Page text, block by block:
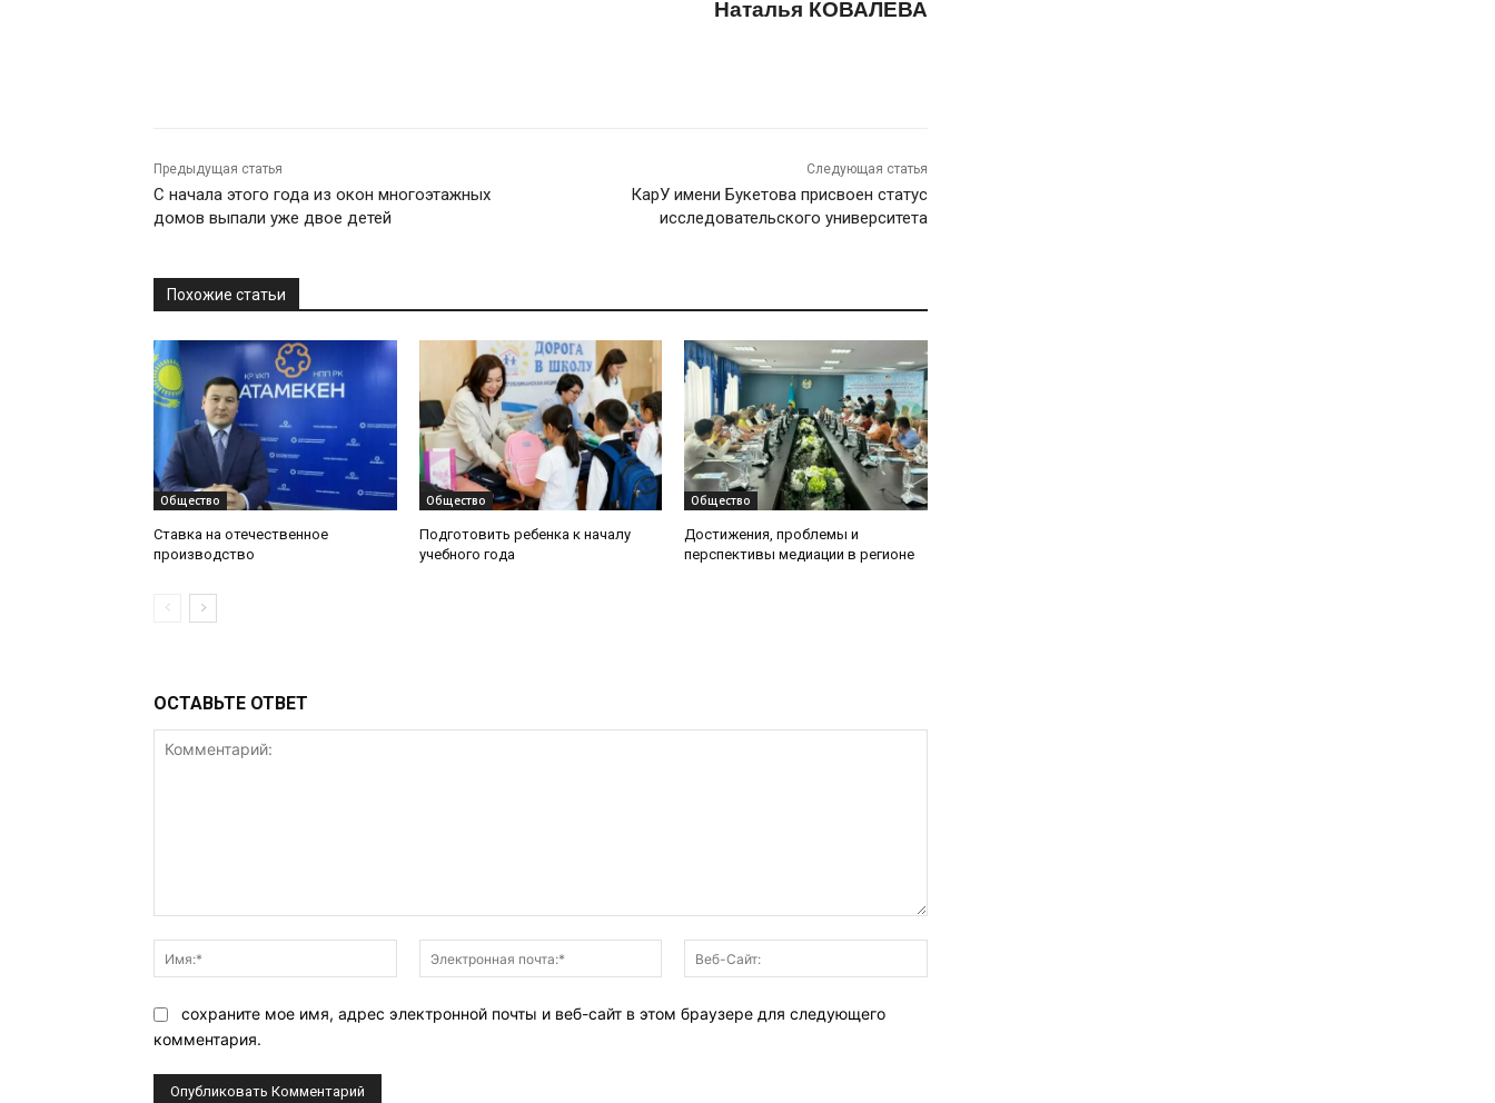
Наталья КОВАЛЕВА
Предыдущая статья
С начала этого года из окон многоэтажных
домов выпали уже двое детей
Следующая статья
КарУ имени Букетова присвоен статус
исследовательского университета
Похожие статьи
Общество
Ставка на отечественное
производство
Общество
Подготовить ребенка к началу
учебного года
Общество
Достижения, проблемы и
перспективы медиации в регионе
ОСТАВЬТЕ ОТВЕТ
Имя:*
Электронная
почта:*
Сайт:
сохраните мое имя, адрес электронной почты и веб-сайт в этом браузере для следующего
комментария.